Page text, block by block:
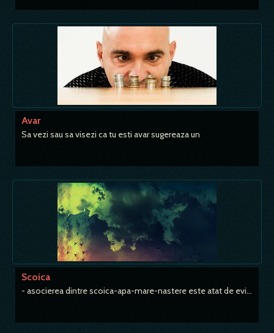
Avar
Sa vezi sau sa visezi ca tu esti avar sugereaza un
Scoica
- asocierea dintre scoica-apa-mare-nastere este atat de evidenta, incat peste tot